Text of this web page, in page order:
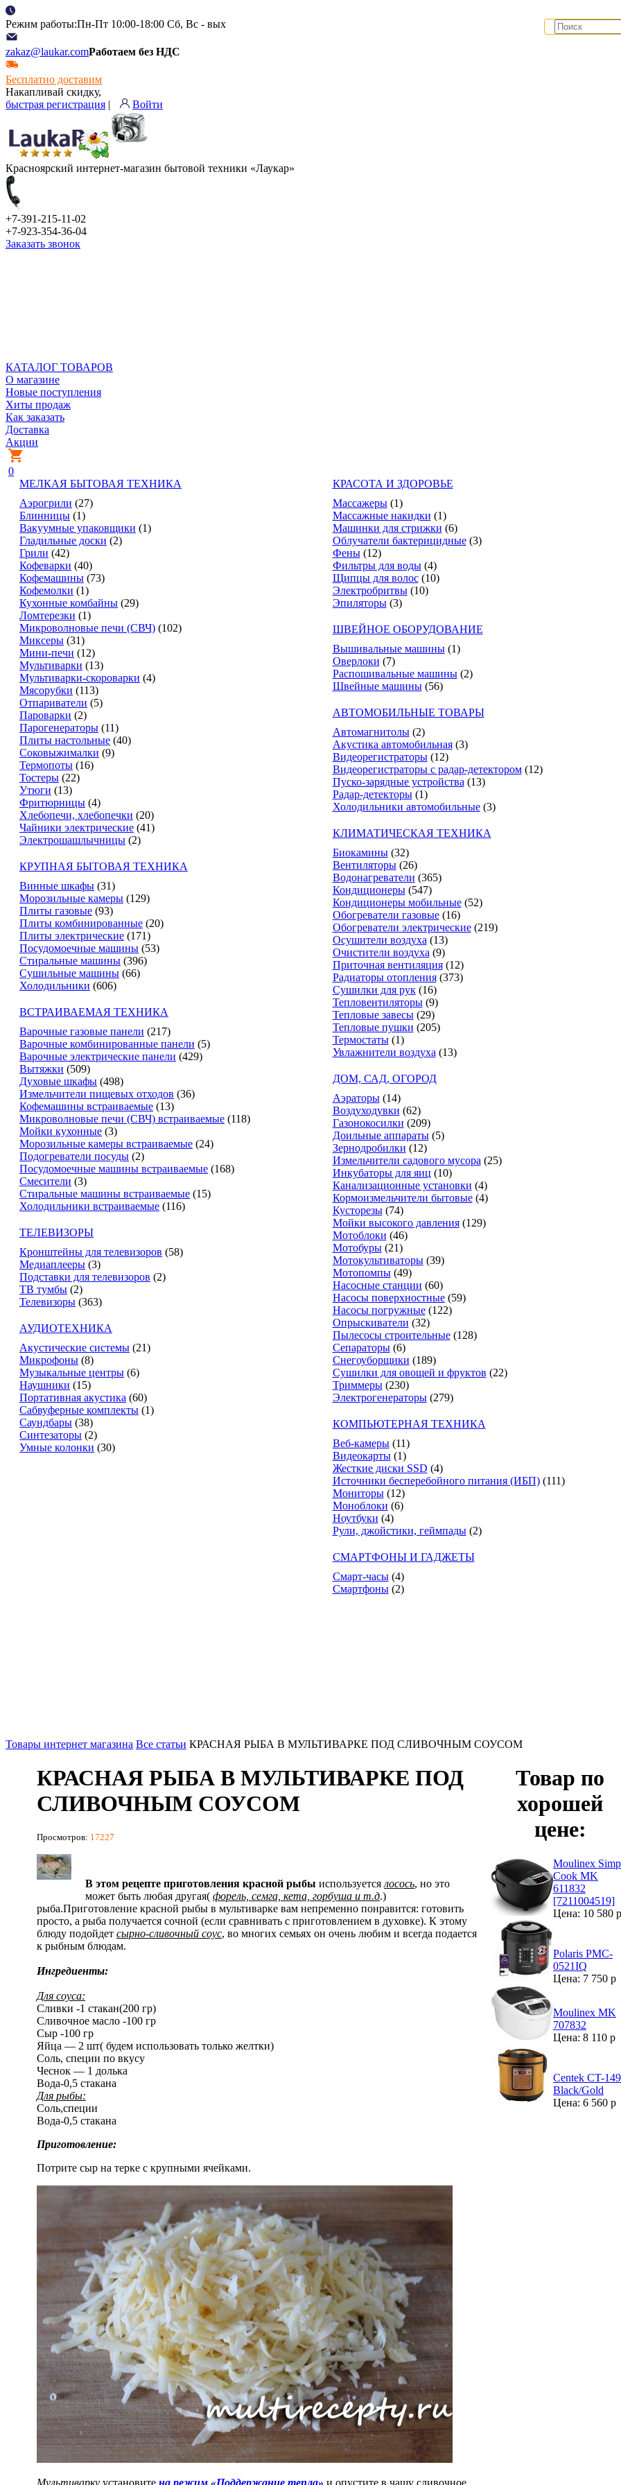
Режим работы:Пн-Пт 10:00-18:00 Сб, Вс - вых
zakaz@laukar.comРаботаем без НДС
Бесплатно доставим
Накапливай скидку,
быстрая регистрация | Войти
Красноярский интернет-магазин бытовой техники «Лаукар»
+7-391-215-11-02
+7-923-354-36-04
Заказать звонок
КАТАЛОГ ТОВАРОВ
О магазине
Новые поступления
Хиты продаж
Как заказать
Доставка
Акции
0
МЕЛКАЯ БЫТОВАЯ ТЕХНИКА
Аэрогрили (27)
Блинницы (1)
Вакуумные упаковщики (1)
Гладильные доски (2)
Грили (42)
Кофеварки (40)
Кофемашины (73)
Кофемолки (1)
Кухонные комбайны (29)
Ломтерезки (1)
Микроволновые печи (СВЧ) (102)
Миксеры (31)
Мини-печи (12)
Мультиварки (13)
Мультиварки-скороварки (4)
Мясорубки (113)
Отпариватели (5)
Пароварки (2)
Парогенераторы (11)
Плиты настольные (40)
Соковыжималки (9)
Термопоты (16)
Тостеры (22)
Утюги (13)
Фритюрницы (4)
Хлебопечи, хлебопечки (20)
Чайники электрические (41)
Электрошашлычницы (2)
КРУПНАЯ БЫТОВАЯ ТЕХНИКА
Винные шкафы (31)
Морозильные камеры (129)
Плиты газовые (93)
Плиты комбинированные (20)
Плиты электрические (171)
Посудомоечные машины (53)
Стиральные машины (396)
Сушильные машины (66)
Холодильники (606)
ВСТРАИВАЕМАЯ ТЕХНИКА
Варочные газовые панели (217)
Варочные комбинированные панели (5)
Варочные электрические панели (429)
Вытяжки (509)
Духовые шкафы (498)
Измельчители пищевых отходов (36)
Кофемашины встраиваемые (13)
Микроволновые печи (СВЧ) встраиваемые (118)
Мойки кухонные (3)
Морозильные камеры встраиваемые (24)
Подогреватели посуды (2)
Посудомоечные машины встраиваемые (168)
Смесители (3)
Стиральные машины встраиваемые (15)
Холодильники встраиваемые (116)
ТЕЛЕВИЗОРЫ
Кронштейны для телевизоров (58)
Медиаплееры (3)
Подставки для телевизоров (2)
ТВ тумбы (2)
Телевизоры (363)
АУДИОТЕХНИКА
Акустические системы (21)
Микрофоны (8)
Музыкальные центры (6)
Наушники (15)
Портативная акустика (60)
Сабвуферные комплекты (1)
Саундбары (38)
Синтезаторы (2)
Умные колонки (30)
КРАСОТА И ЗДОРОВЬЕ
Массажеры (1)
Массажные накидки (1)
Машинки для стрижки (6)
Облучатели бактерицидные (3)
Фены (12)
Фильтры для воды (4)
Щипцы для волос (10)
Электробритвы (10)
Эпиляторы (3)
ШВЕЙНОЕ ОБОРУДОВАНИЕ
Вышивальные машины (1)
Оверлоки (7)
Распошивальные машины (2)
Швейные машины (56)
АВТОМОБИЛЬНЫЕ ТОВАРЫ
Автомагнитолы (2)
Акустика автомобильная (3)
Видеорегистраторы (12)
Видеорегистраторы с радар-детектором (12)
Пуско-зарядные устройства (13)
Радар-детекторы (1)
Холодильники автомобильные (3)
КЛИМАТИЧЕСКАЯ ТЕХНИКА
Биокамины (32)
Вентиляторы (26)
Водонагреватели (365)
Кондиционеры (547)
Кондиционеры мобильные (52)
Обогреватели газовые (16)
Обогреватели электрические (219)
Осушители воздуха (13)
Очистители воздуха (9)
Приточная вентиляция (12)
Радиаторы отопления (373)
Сушилки для рук (16)
Тепловентиляторы (9)
Тепловые завесы (29)
Тепловые пушки (205)
Термостаты (1)
Увлажнители воздуха (13)
ДОМ, САД, ОГОРОД
Аэраторы (14)
Воздуходувки (62)
Газонокосилки (209)
Доильные аппараты (5)
Зернодробилки (12)
Измельчители садового мусора (25)
Инкубаторы для яиц (10)
Канализационные установки (4)
Кормоизмельчители бытовые (4)
Кусторезы (74)
Мойки высокого давления (129)
Мотоблоки (46)
Мотобуры (21)
Мотокультиваторы (39)
Мотопомпы (49)
Насосные станции (60)
Насосы поверхностные (59)
Насосы погружные (122)
Опрыскиватели (32)
Пылесосы строительные (128)
Сепараторы (6)
Снегоуборщики (189)
Сушилки для овощей и фруктов (22)
Триммеры (230)
Электрогенераторы (279)
КОМПЬЮТЕРНАЯ ТЕХНИКА
Веб-камеры (11)
Видеокарты (1)
Жесткие диски SSD (4)
Источники бесперебойного питания (ИБП) (111)
Мониторы (12)
Моноблоки (6)
Ноутбуки (4)
Рули, джойстики, геймпады (2)
СМАРТФОНЫ И ГАДЖЕТЫ
Смарт-часы (4)
Смартфоны (2)
Товары интернет магазина Все статьи КРАСНАЯ РЫБА В МУЛЬТИВАРКЕ ПОД СЛИВОЧНЫМ СОУСОМ
КРАСНАЯ РЫБА В МУЛЬТИВАРКЕ ПОД
СЛИВОЧНЫМ СОУСОМ
Просмотров: 17227
В этом рецепте приготовления красной рыбы используется лосось, но это
может быть любая другая( форель, семга, кета, горбуша и т.д.)
рыба.Приготовление красной рыбы в мультиварке вам непременно понравится: готовить
просто, а рыба получается сочной (если сравнивать с приготовлением в духовке). К этому
блюду подойдет сырно-сливочный соус, во многих семьях он очень любим и всегда подается
к рыбным блюдам.
Ингредиенты:
Для соуса:
Сливки -1 стакан(200 гр)
Сливочное масло -100 гр
Сыр -100 гр
Яйца — 2 шт( будем использовать только желтки)
Соль, специи по вкусу
Чеснок — 1 долька
Вода-0,5 стакана
Для рыбы:
Соль,специи
Вода-0,5 стакана
Приготовление:
Потрите сыр на терке с крупными ячейками.
Мультиварку установите на режим «Поддержание тепла» и опустите в чашу сливочное
Товар по
хорошей
цене:
Moulinex
Cook MK
611832
[7211004519]
Цена: 10 580 р
Polaris PMC-
0521IQ
Цена: 7 750 р
Moulinex MK
707832
Цена: 8 110 р
Centek CT-
Black/Gold
Цена: 6 560 р